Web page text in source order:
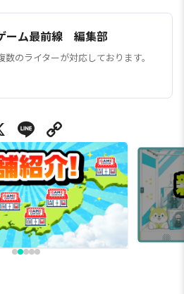
ーム最前線 編集部
数のライターが対応しております。
X Line